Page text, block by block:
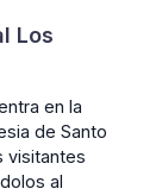
Los
en la
de Santo
visitantes
al